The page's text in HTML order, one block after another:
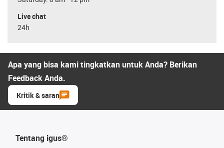
Live chat
24h
Apa yang bisa kami tingkatkan untuk Anda? Berikan
Feedback Anda.
Kritik & saran
Tentang igus®